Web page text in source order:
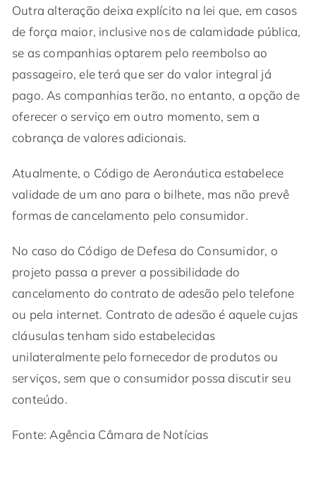
Outra alteração deixa explícito na lei que, em casos
de força maior, inclusive nos de calamidade pública,
se as companhias optarem pelo reembolso ao
passageiro, ele terá que ser do valor integral já
pago. As companhias terão, no entanto, a opção de
oferecer o serviço em outro momento, sem a
cobrança de valores adicionais.
Atualmente, o Código de Aeronáutica estabelece
validade de um ano para o bilhete, mas não prevê
formas de cancelamento pelo consumidor.
No caso do Código de Defesa do Consumidor, o
projeto passa a prever a possibilidade do
cancelamento do contrato de adesão pelo telefone
ou pela internet. Contrato de adesão é aquele cujas
cláusulas tenham sido estabelecidas
unilateralmente pelo fornecedor de produtos ou
serviços, sem que o consumidor possa discutir seu
conteúdo.
Fonte: Agência Câmara de Notícias